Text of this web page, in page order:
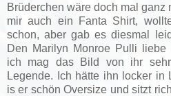
Brüderchen wäre doch mal ganz
mir auch ein Fanta Shirt,
schon, aber gab es diesmal
Den Marilyn Monroe Pulli liebe
ich mag das Bild von ihr
Legende. Ich hätte ihn locker in
is er schön Oversize und sitzt